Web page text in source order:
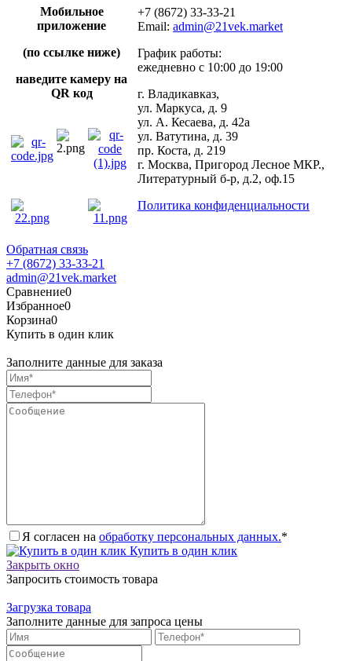
Мобильное
приложение
(по ссылке ниже)
наведите камеру на
QR код
+7 (8672) 33-33-21
Email: admin@21vek.market
График работы:
ежедневно с 10:00 до 19:00
г. Владикавказ,
ул. Маркуса, д. 9
ул. А. Кесаева, д. 42а
ул. Ватутина, д. 39
пр. Коста, д. 219
г. Москва, Пригород Лесное МКР.,
Литературный б-р, д.2, оф.15
Политика конфиденциальности
Обратная связь
+7 (8672) 33-33-21
admin@21vek.market
Сравнение0
Избранное0
Корзина0
Купить в один клик
Заполните данные для заказа
Я согласен на обработку персональных данных.*
Купить в один клик
Закрыть окно
Запросить стоимость товара
Загрузка товара
Заполните данные для запроса цены